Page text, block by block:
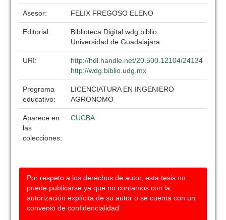
Asesor: FELIX FREGOSO ELENO
Editorial:
Biblioteca Digital wdg.biblio
Universidad de Guadalajara
URI:
http://hdl.handle.net/20.500.12104/24134
http://wdg.biblio.udg.mx
Programa
educativo:
LICENCIATURA EN INGENIERO
AGRONOMO
Aparece en
las
colecciones:
CUCBA
Por respeto a los derechos de autor, esta tesis no
puede publicarse ya que no contamos con la
autorización explícita de su autor o se cuenta con un
convenio de confidencialidad